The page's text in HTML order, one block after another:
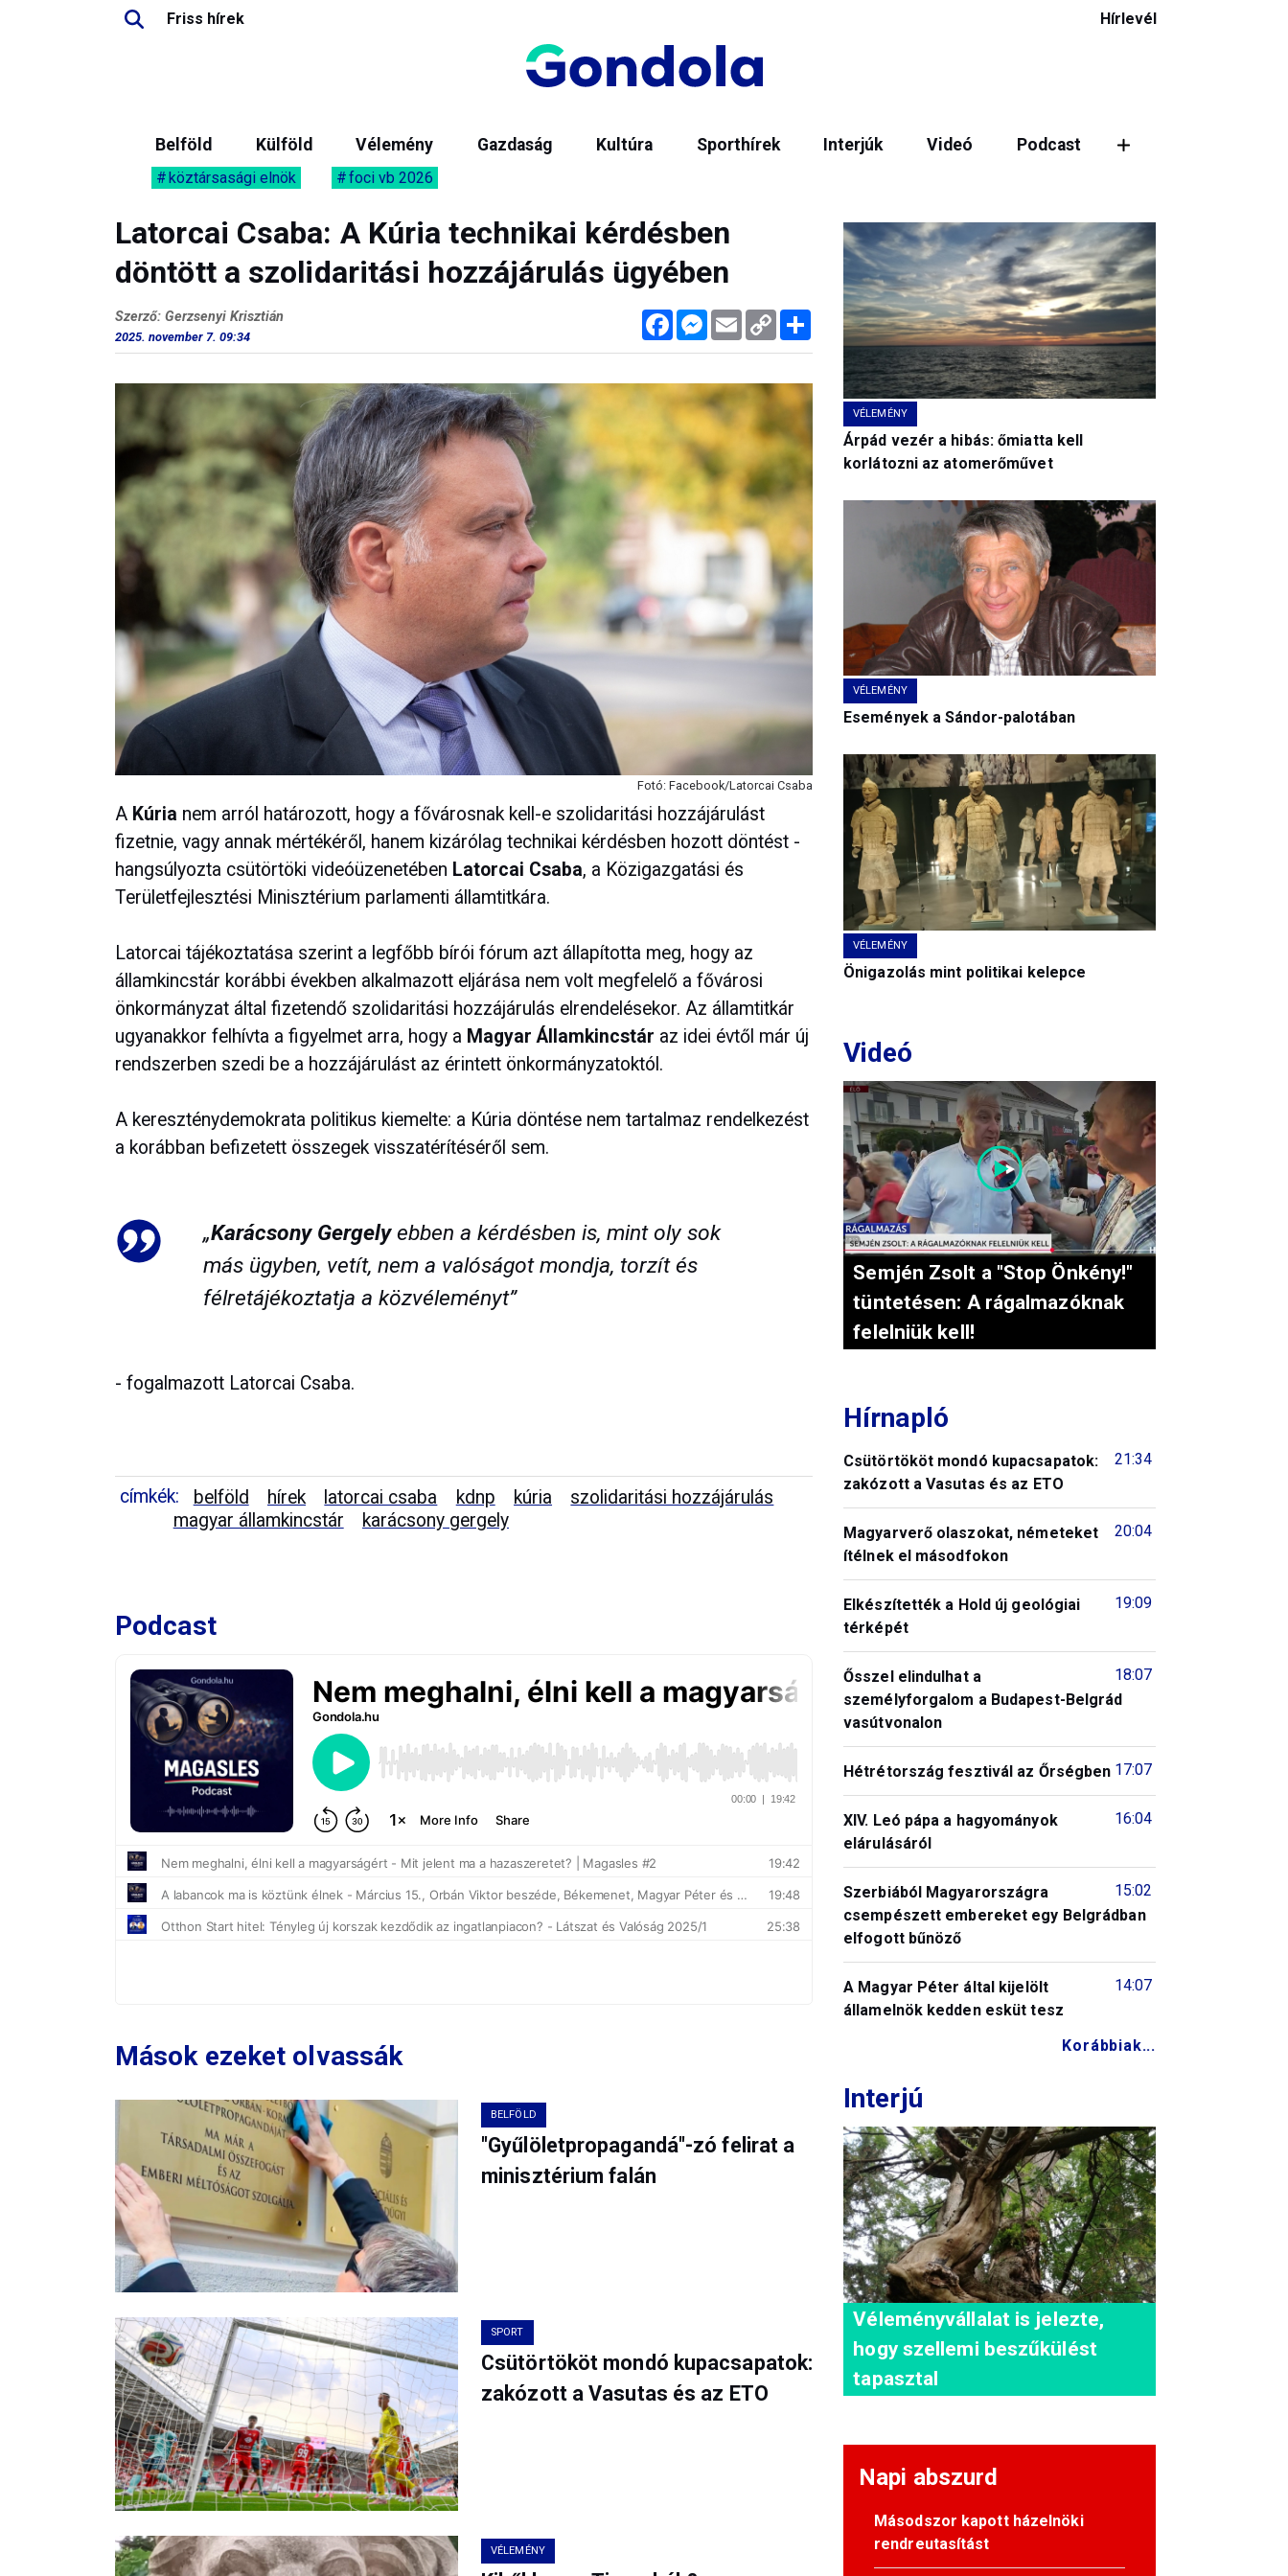
Friss hírek Hírlevél
Belföld Külföld Vélemény Gazdaság Kultúra Sporthírek Interjúk Videó Podcast
köztársasági elnök foci vb 2026
Latorcai Csaba: A Kúria technikai kérdésben
döntött a szolidaritási hozzájárulás ügyében
FacebookMessenger
Email Copy
Link
Megosztás
Szerző: Gerzsenyi Krisztián
2025. november 7. 09:34
Fotó: Facebook/Latorcai Csaba
A Kúria nem arról határozott, hogy a fővárosnak kell-e szolidaritási hozzájárulást
fizetnie, vagy annak mértékéről, hanem kizárólag technikai kérdésben hozott döntést -
hangsúlyozta csütörtöki videóüzenetében Latorcai Csaba, a Közigazgatási és
Területfejlesztési Minisztérium parlamenti államtitkára.
Latorcai tájékoztatása szerint a legfőbb bírói fórum azt állapította meg, hogy az
államkincstár korábbi években alkalmazott eljárása nem volt megfelelő a fővárosi
önkormányzat által fizetendő szolidaritási hozzájárulás elrendelésekor. Az államtitkár
ugyanakkor felhívta a figyelmet arra, hogy a Magyar Államkincstár az idei évtől már új
rendszerben szedi be a hozzájárulást az érintett önkormányzatoktól.
A kereszténydemokrata politikus kiemelte: a Kúria döntése nem tartalmaz rendelkezést
a korábban befizetett összegek visszatérítéséről sem.
„Karácsony Gergelyebben a kérdésben is, mint oly sok
más ügyben, vetít, nem a valóságot mondja, torzít és
félretájékoztatja a közvéleményt”
- fogalmazott Latorcai Csaba.
címkék: belföld hírek latorcai csaba kdnp kúria
szolidaritási hozzájárulás
magyar államkincstár
karácsony gergely
Podcast
Mások ezeket olvassák
BELFÖLD
"Gyűlöletpropagandá"-zó felirat a
minisztérium falán
SPORT
Csütörtököt mondó kupacsapatok:
zakózott a Vasutas és az ETO
VÉLEMÉNY
VÉLEMÉNY
Árpád vezér a hibás: őmiatta kell
korlátozni az atomerőművet
VÉLEMÉNY
Események a Sándor-palotában
VÉLEMÉNY
Önigazolás mint politikai kelepce
Videó
Semjén Zsolt a "Stop Önkény!"
tüntetésen: A rágalmazóknak
felelniük kell!
Hírnapló
21:34
Csütörtököt mondó kupacsapatok:
zakózott a Vasutas és az ETO
20:04
Magyarverő olaszokat, németeket
ítélnek el másodfokon
19:09
Elkészítették a Hold új geológiai
térképét
18:07
Ősszel elindulhat a
személyforgalom a Budapest-Belgrád
vasútvonalon
17:07
Hétrétország fesztivál az Őrségben
16:04
XIV. Leó pápa a hagyományok
elárulásáról
15:02
Szerbiából Magyarországra
csempészett embereket egy Belgrádban
elfogott bűnöző
14:07
A Magyar Péter által kijelölt
államelnök kedden esküt tesz
Korábbiak...
Interjú
Véleményvállalat is jelezte,
hogy szellemi beszűkülést
tapasztal
Napi abszurd
Másodszor kapott házelnöki
rendreutasítást